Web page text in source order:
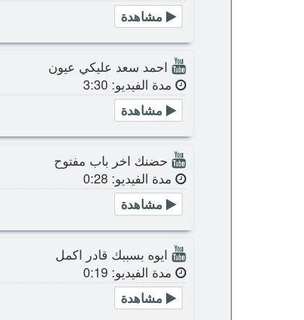
مشاهدة
احمد سعد عليكي عيون
مدة الفيديو: 3:30
مشاهدة
حضنك اخر باب مفتوح
مدة الفيديو: 0:28
مشاهدة
ايوه بسببك قادر اكمل
مدة الفيديو: 0:19
مشاهدة